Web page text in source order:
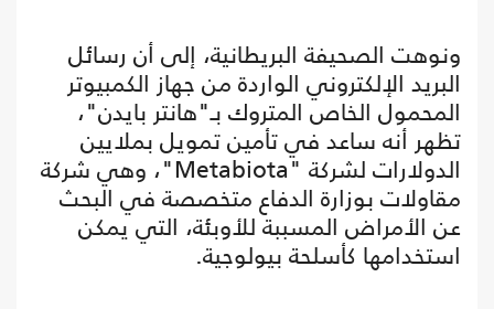
ونوهت الصحيفة البريطانية، إلى أن رسائل
البريد الإلكتروني الواردة من جهاز الكمبيوتر
المحمول الخاص المتروك بـ"هانتر بايدن"،
تظهر أنه ساعد في تأمين تمويل بملايين
الدولارات لشركة "Metabiota"، وهي شركة
مقاولات بوزارة الدفاع متخصصة في البحث
عن الأمراض المسببة للأوبئة، التي يمكن
استخدامها كأسلحة بيولوجية.